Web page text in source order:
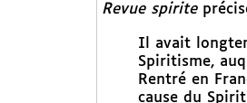
Revue spirite
Il avait
Spiritisme,
Rentré en
cause du